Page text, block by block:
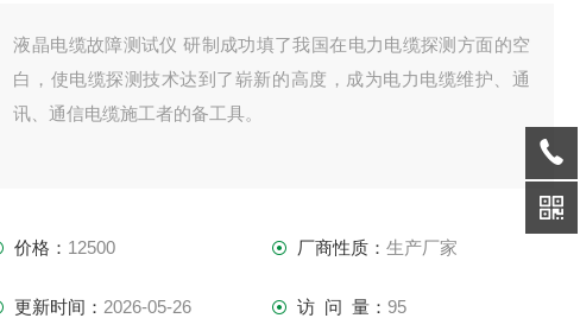
液晶电缆故障测试仪 研制成功填了我国在电力电缆探测方面的空
白，使电缆探测技术达到了崭新的高度，成为电力电缆维护、通
讯、通信电缆施工者的备工具。
价格： 12500 厂商性质： 生产厂家
更新时间： 2026-05-26 访 问 量： 95